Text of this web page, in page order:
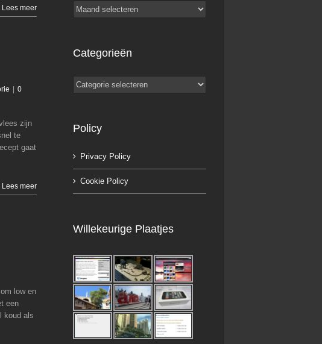
Lees meer
0
zijn
te
gaat
Lees meer
low en
een
koud als
Archieven
Categorieën
Categorieën
Policy
Privacy Policy
Cookie Policy
Willekeurige Plaatjes